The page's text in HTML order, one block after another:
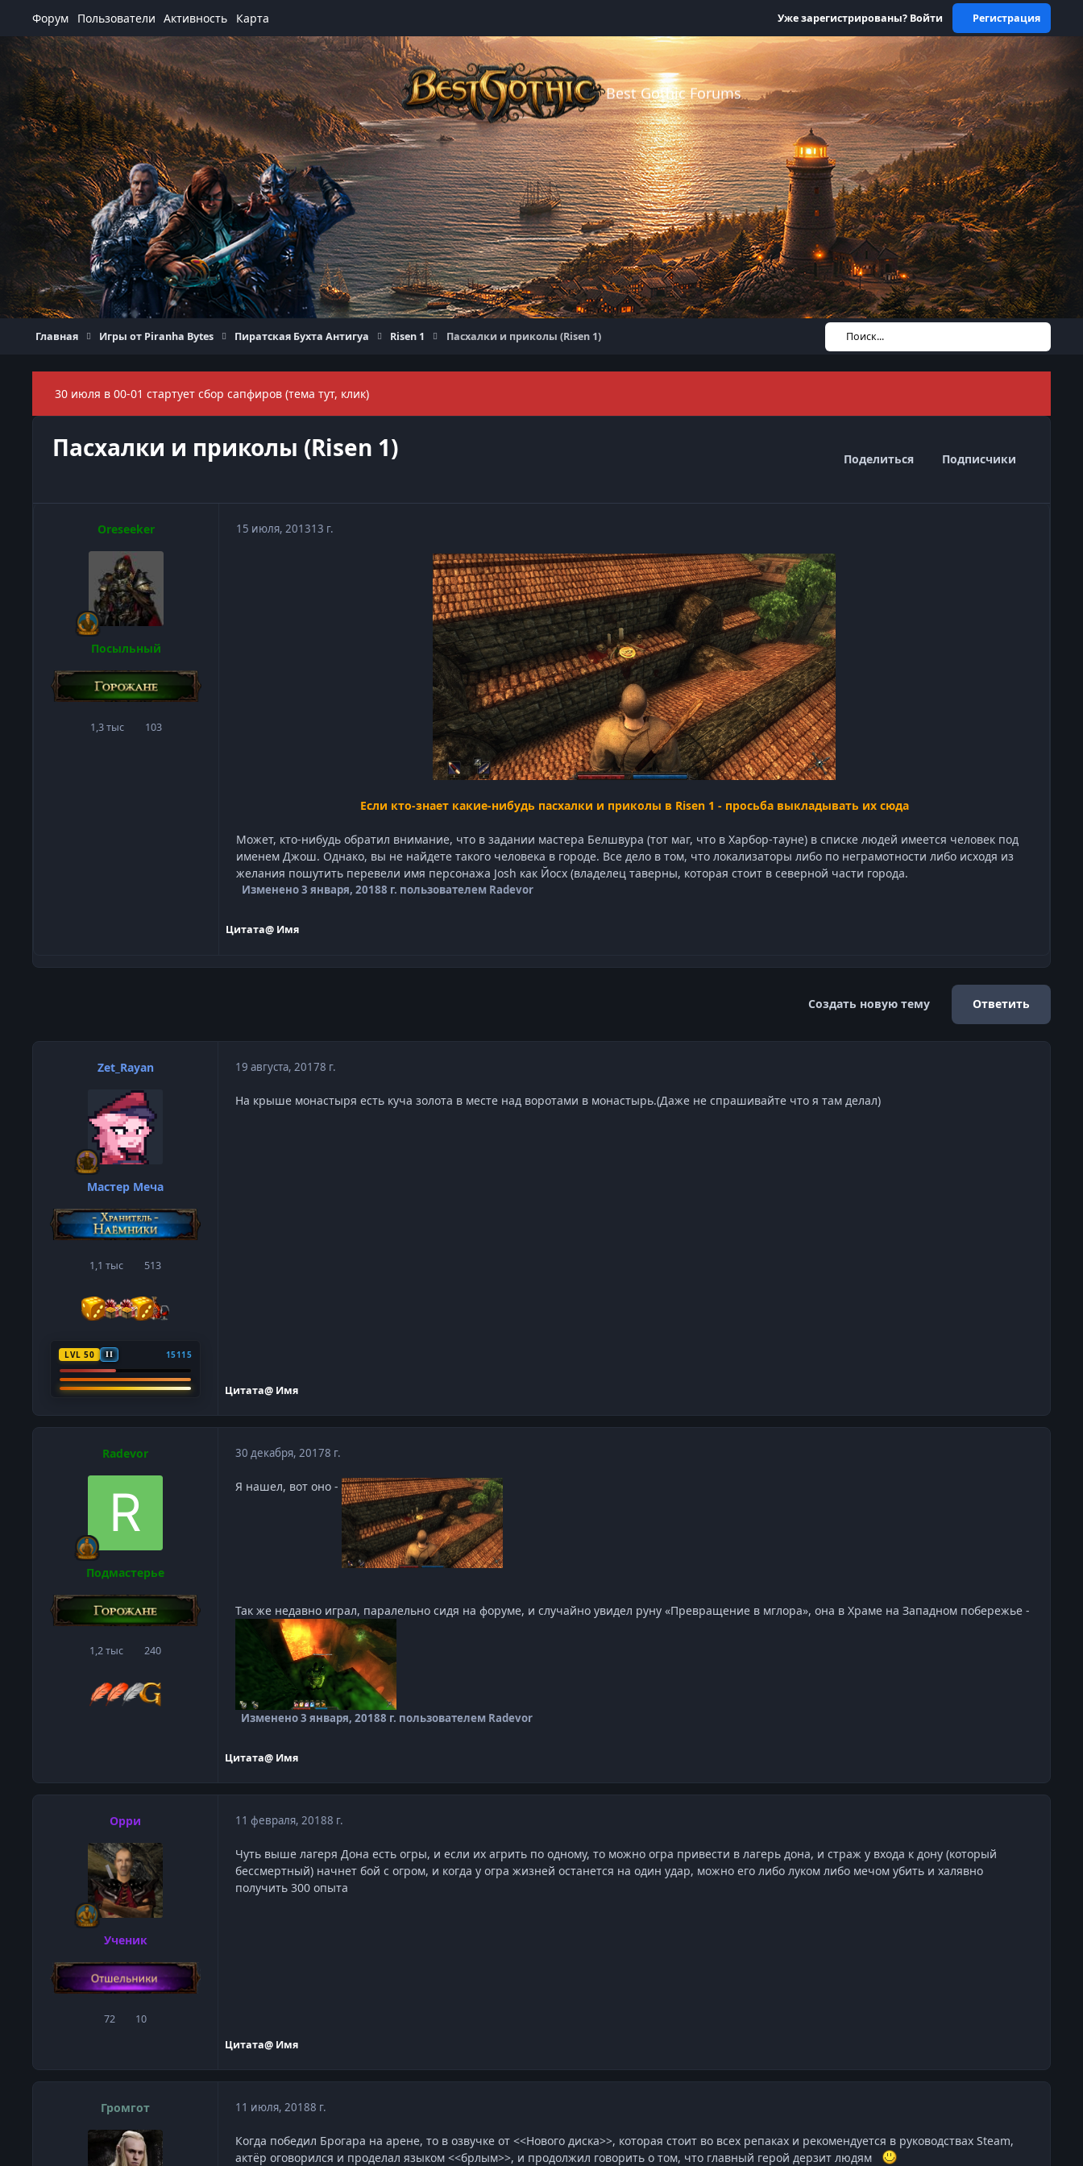
Форум Пользователи Активность Карта Уже зарегистрированы? Войти Регистрация
Best Gothic Forums
Главная Игры от Piranha Bytes Пиратская Бухта Антигуа Risen 1 Пасхалки и приколы (Risen 1) Поиск...
30 июля в 00-01 стартует сбор сапфиров (тема тут, клик)
Пасхалки и приколы (Risen 1) Поделиться Подписчики
Oreseeker
Посыльный
1,3 тыссообщения
103
Репутация
15 июля, 201313 г.
Если кто-знает какие-нибудь пасхалки и приколы в Risen 1 - просьба выкладывать их сюда
Может, кто-нибудь обратил внимание, что в задании мастера Белшвура (тот маг, что в Харбор-тауне) в списке людей имеется человек под
именем Джош. Однако, вы не найдете такого человека в городе. Все дело в том, что локализаторы либо по неграмотности либо исходя из
желания пошутить перевели имя персонажа Josh как Йосх (владелец таверны, которая стоит в северной части города.
Изменено3 января, 20188 г. пользователем Radevor
Цитата@ Имя
Создать новую тему Ответить
Zet_Rayan
Мастер Меча
1,1 тыссообщения
513
Репутация
LVL 50 II 15115
19 августа, 20178 г.
На крыше монастыря есть куча золота в месте над воротами в монастырь.(Даже не спрашивайте что я там делал)
Цитата@ Имя
Radevor
Подмастерье
1,2 тыссообщения
240Репутация
30 декабря, 20178 г.
Я нашел, вот оно -
Так же недавно играл, паралельно сидя на форуме, и случайно увидел руну «Превращение в мглора», она в Храме на Западном побережье -
Изменено3 января, 20188 г. пользователем Radevor
Цитата@ Имя
Орри
Ученик
72сообщения
10Репутация
11 февраля, 20188 г.
Чуть выше лагеря Дона есть огры, и если их агрить по одному, то можно огра привести в лагерь дона, и страж у входа к дону (который
бессмертный) начнет бой с огром, и когда у огра жизней останется на один удар, можно его либо луком либо мечом убить и халявно
получить 300 опыта
Цитата@ Имя
Громгот 11 июля, 20188 г.
Когда победил Брогара на арене, то в озвучке от <<Нового диска>>, которая стоит во всех репаках и рекомендуется в руководствах Steam,
актёр оговорился и проделал языком <<брлым>>, и продолжил говорить о том, что главный герой дерзит людям